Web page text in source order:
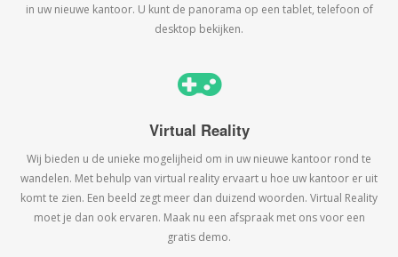
in uw nieuwe kantoor. U kunt de panorama op een tablet, telefoon of
desktop bekijken.
Virtual Reality
Wij bieden u de unieke mogelijheid om in uw nieuwe kantoor rond te
wandelen. Met behulp van virtual reality ervaart u hoe uw kantoor er uit
komt te zien. Een beeld zegt meer dan duizend woorden. Virtual Reality
moet je dan ook ervaren. Maak nu een afspraak met ons voor een
gratis demo.